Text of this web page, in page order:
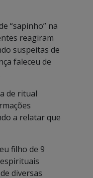
“sapinho” na
reagiram
suspeitas de
faleceu de
de ritual
a relatar que
filho de 9
diversas